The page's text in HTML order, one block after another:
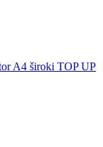
A4 široki TOP UP